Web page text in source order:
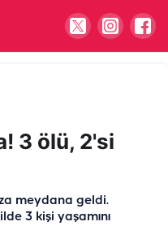
3 ölü, 2'si
meydana geldi.
3 kişi yaşamını
Şanlıurfa'da kaza sonrası trafik felç oldu! 1 Yaralı